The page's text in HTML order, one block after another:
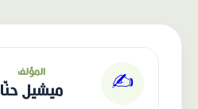
✍️ المؤلف
ميشيل حنّا